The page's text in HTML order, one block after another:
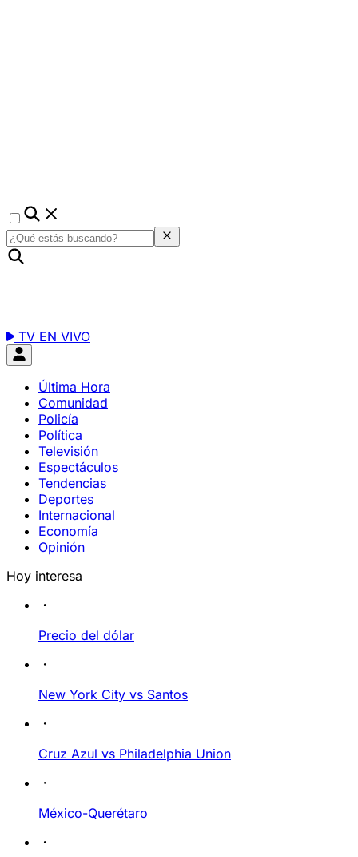
TV EN VIVO
Última Hora
Comunidad
Policía
Política
Televisión
Espectáculos
Tendencias
Deportes
Internacional
Economía
Opinión
Hoy interesa
Precio del dólar
New York City vs Santos
Cruz Azul vs Philadelphia Union
México-Querétaro